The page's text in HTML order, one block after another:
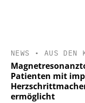
NEWS • AUS DEN
Patienten mit
ermöglicht